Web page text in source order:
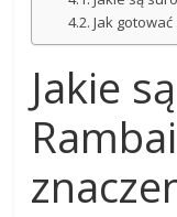
Jak gotować
Jakie